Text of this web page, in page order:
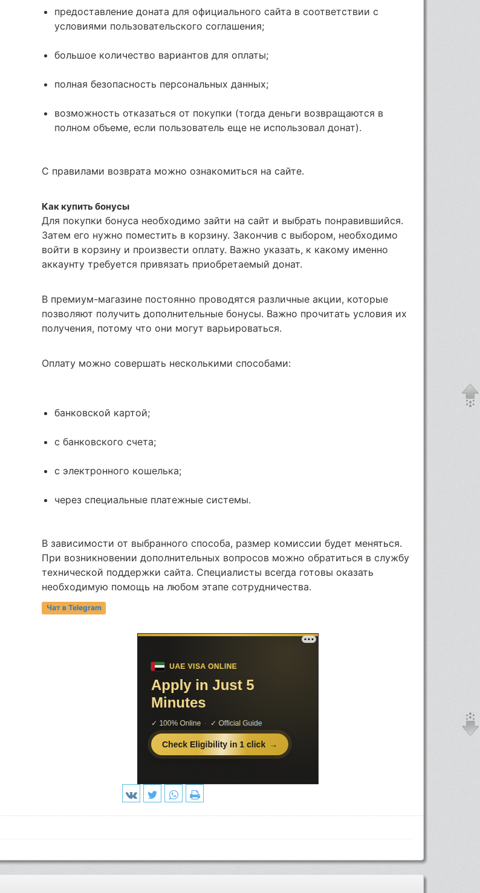
предоставление доната для официального сайта в соответствии с
условиями пользовательского соглашения;
большое количество вариантов для оплаты;
полная безопасность персональных данных;
возможность отказаться от покупки (тогда деньги возвращаются в
полном объеме, если пользователь еще не использовал донат).
С правилами возврата можно ознакомиться на сайте.
Как купить бонусы
Для покупки бонуса необходимо зайти на сайт и выбрать понравившийся.
Затем его нужно поместить в корзину. Закончив с выбором, необходимо
войти в корзину и произвести оплату. Важно указать, к какому именно
аккаунту требуется привязать приобретаемый донат.
В премиум-магазине постоянно проводятся различные акции, которые
позволяют получить дополнительные бонусы. Важно прочитать условия их
получения, потому что они могут варьироваться.
Оплату можно совершать несколькими способами:
банковской картой;
с банковского счета;
с электронного кошелька;
через специальные платежные системы.
В зависимости от выбранного способа, размер комиссии будет меняться.
При возникновении дополнительных вопросов можно обратиться в службу
технической поддержки сайта. Специалисты всегда готовы оказать
необходимую помощь на любом этапе сотрудничества.
Чат в Telegram